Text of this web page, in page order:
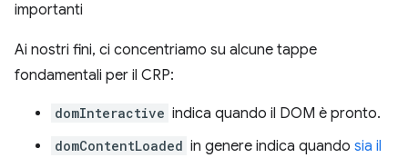
importanti
Ai nostri fini, ci concentriamo su alcune tappe
fondamentali per il CRP:
domInteractive indica quando il DOM è pronto.
domContentLoaded in genere indica quando sia il